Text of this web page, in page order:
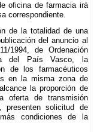
oficina de farmacia irá
correspondiente.
de la totalidad de una
del anuncio al
1994, de Ordenación
del País Vasco, la
de los farmacéuticos
en la misma zona de
la proporción de
oferta de transmisión
presenten solicitud de
condiciones de la